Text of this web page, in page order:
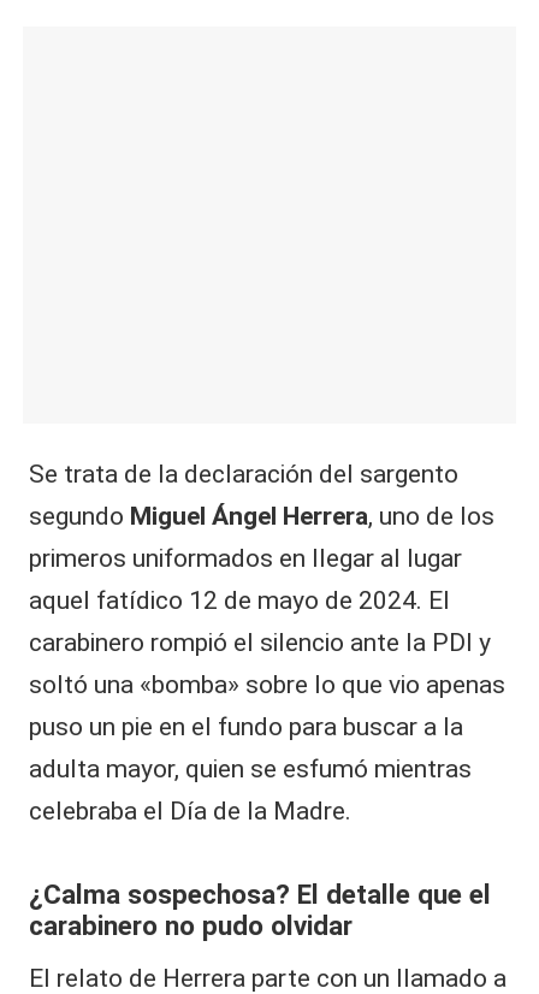
​Se trata de la declaración del sargento
segundo Miguel Ángel Herrera, uno de los
primeros uniformados en llegar al lugar
aquel fatídico 12 de mayo de 2024. El
carabinero rompió el silencio ante la PDI y
soltó una «bomba» sobre lo que vio apenas
puso un pie en el fundo para buscar a la
adulta mayor, quien se esfumó mientras
celebraba el Día de la Madre.
¿Calma sospechosa? El detalle que el
carabinero no pudo olvidar
​El relato de Herrera parte con un llamado a